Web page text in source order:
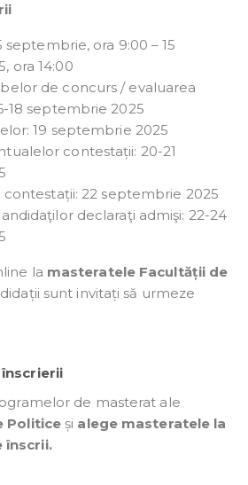
septembrie, ora 9:00 – 15
ora 14:00
de concurs / evaluarea
18 septembrie 2025
19 septembrie 2025
contestații: 20-21
22 septembrie 2025
declaraţi admişi: 22-24
la masteratele Facultății de
sunt invitați să urmeze
înscrierii
de masterat ale
Politiceși alege masteratele la
înscrii.